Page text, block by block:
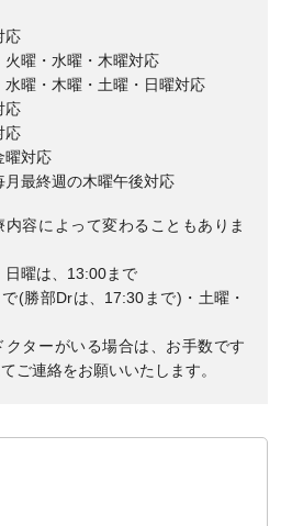
応
曜・水曜・木曜対応
曜・木曜・土曜・日曜対応
応
応
曜対応
最終週の木曜午後対応
容によって変わることもありま
日曜は、13:00まで
(勝部Drは、17:30まで)・土曜・
ターがいる場合は、お手数です
ご連絡をお願いいたします。